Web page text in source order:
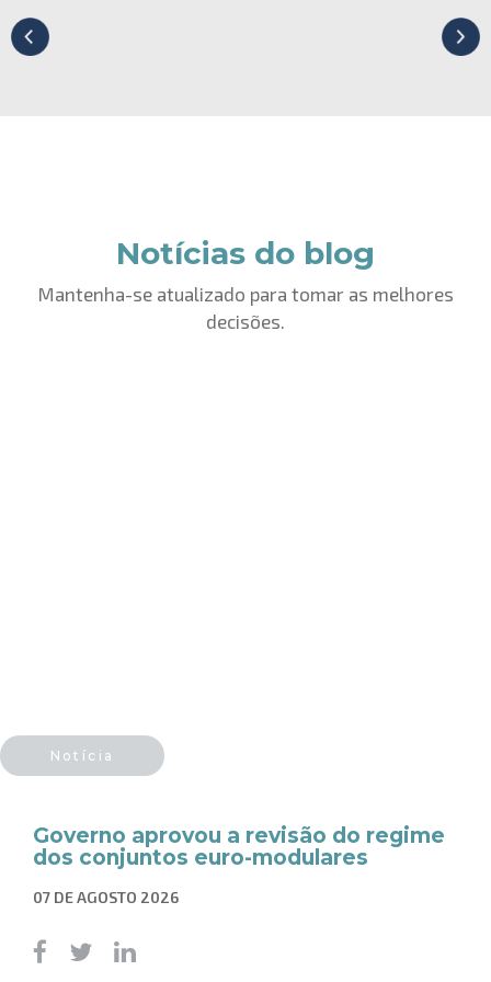
Notícias do blog
Mantenha-se atualizado para tomar as melhores
decisões.
Notícia
Governo aprovou a revisão do regime
dos conjuntos euro-modulares
07 DE AGOSTO 2026